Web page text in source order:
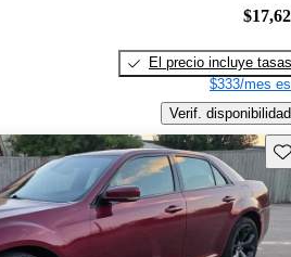
El precio incluye tasas
$333/mes
Verif. disponibilidad